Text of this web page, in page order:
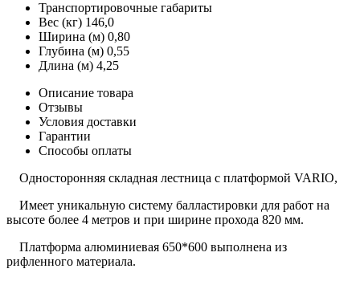
Транспортировочные габариты
Вес (кг) 146,0
Ширина (м) 0,80
Глубина (м) 0,55
Длина (м) 4,25
Описание товара
Отзывы
Условия доставки
Гарантии
Способы оплаты
Односторонняя складная лестница с платформой VARIO,
Имеет уникальную систему балластировки для работ на
высоте более 4 метров и при ширине прохода 820 мм.
Платформа алюминиевая 650*600 выполнена из
рифленного материала.